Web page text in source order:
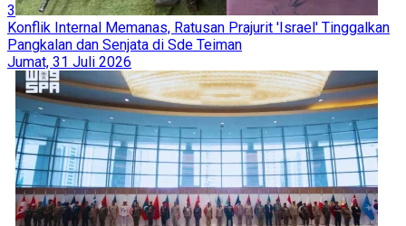
3
Konflik Internal Memanas, Ratusan Prajurit 'Israel' Tinggalkan
Pangkalan dan Senjata di Sde Teiman
Jumat, 31 Juli 2026